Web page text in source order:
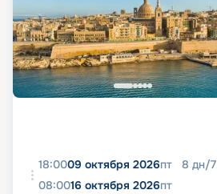
18:0009 октября 2026пт 8 дн/7
08:0016 октября 2026пт